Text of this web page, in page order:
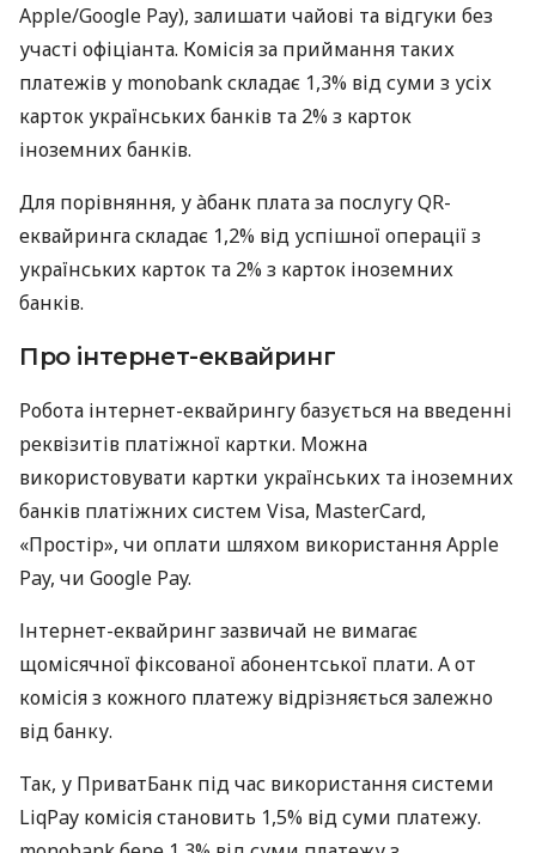
Apple/Google Pay), залишати чайові та відгуки без
участі офіціанта. Комісія за приймання таких
платежів у monobank складає 1,3% від суми з усіх
карток українських банків та 2% з карток
іноземних банків.
Для порівняння, у àбанк плата за послугу QR-
еквайринга складає 1,2% від успішної операції з
українських карток та 2% з карток іноземних
банків.
Про інтернет-еквайринг
Робота інтернет-еквайрингу базується на введенні
реквізитів платіжної картки. Можна
використовувати картки українських та іноземних
банків платіжних систем Visa, MasterCard,
«Простір», чи оплати шляхом використання Apple
Pay, чи Google Pay.
Інтернет-еквайринг зазвичай не вимагає
щомісячної фіксованої абонентської плати. А от
комісія з кожного платежу відрізняється залежно
від банку.
Так, у ПриватБанк під час використання системи
LiqPay комісія становить 1,5% від суми платежу.